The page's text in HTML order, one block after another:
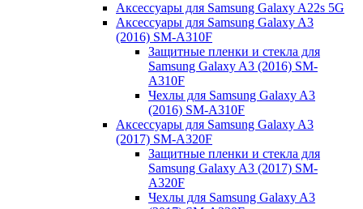
Аксессуары для Samsung Galaxy A22s 5G
Аксессуары для Samsung Galaxy A3
(2016) SM-A310F
Защитные пленки и стекла для
Samsung Galaxy A3 (2016) SM-
A310F
Чехлы для Samsung Galaxy A3
(2016) SM-A310F
Аксессуары для Samsung Galaxy A3
(2017) SM-A320F
Защитные пленки и стекла для
Samsung Galaxy A3 (2017) SM-
A320F
Чехлы для Samsung Galaxy A3